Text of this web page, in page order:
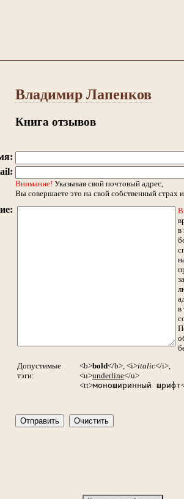
Владимир Лапенков
Книга отзывов
Внимание! Указывая свой почтовый адрес,
Вы совершаете это на свой собственный страх
в
в
Допустимые
тэги:
<b>bold</b>, <i>italic</i>,
<u>underline</u>
<tt>моноширинный шрифт